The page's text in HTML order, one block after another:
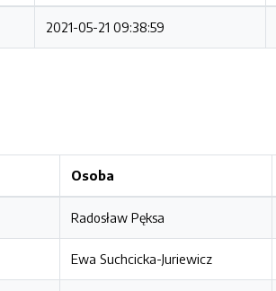
2021-05-21 09:38:59
Osoba
Radosław Pęksa
Ewa Suchcicka-Juriewicz